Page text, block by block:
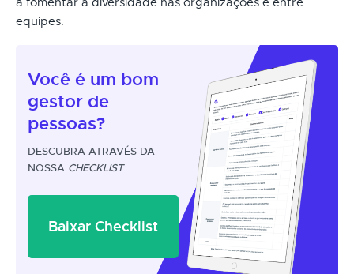
equipes.
Você é um bom
gestor de
pessoas?
DESCUBRA ATRAVÉS DA
NOSSA CHECKLIST
Baixar Checklist